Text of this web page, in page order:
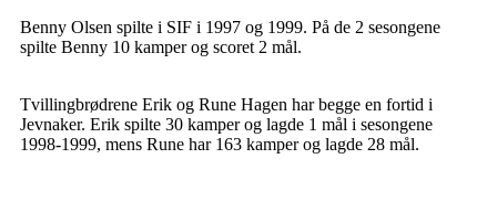
Benny Olsen spilte i SIF i 1997 og 1999. På de 2 sesongene
spilte Benny 10 kamper og scoret 2 mål.
Tvillingbrødrene Erik og Rune Hagen har begge en fortid i
Jevnaker. Erik spilte 30 kamper og lagde 1 mål i sesongene
1998-1999, mens Rune har 163 kamper og lagde 28 mål.